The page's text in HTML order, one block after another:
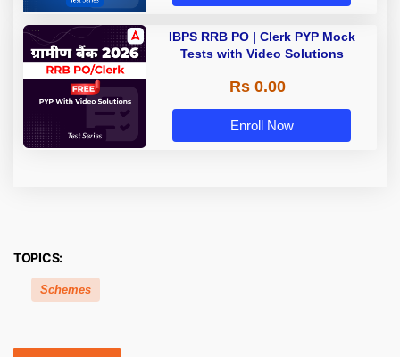
IBPS RRB PO | Clerk PYP Mock
Tests with Video Solutions
Rs 0.00
Enroll Now
TOPICS:
Schemes